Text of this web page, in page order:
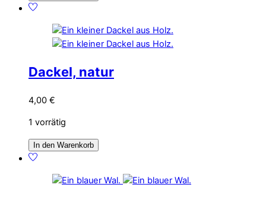
Dackel, natur
4,00 €
1 vorrätig
In den Warenkorb